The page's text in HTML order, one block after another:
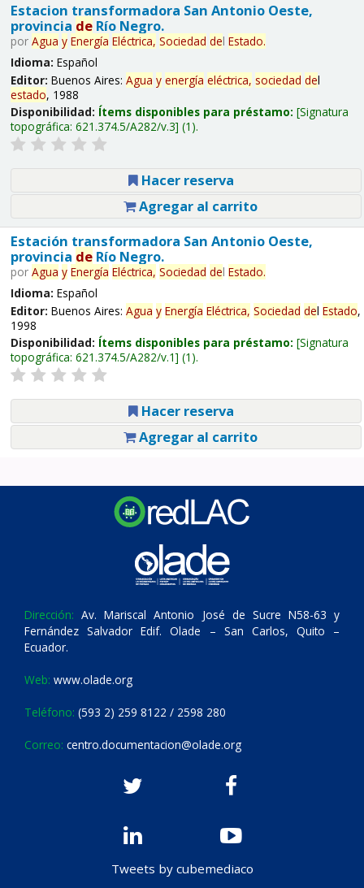
Estacion transformadora San Antonio Oeste,
provincia deRío Negro.
por Agua y Energía Eléctrica, Sociedad del Estado.
Idioma: Español
Editor: Buenos Aires: Agua y energía eléctrica, sociedad del
estado, 1988
Disponibilidad: Ítems disponibles para préstamo: Signatura
topográfica: 621.374.5/A282/v.3 (1).
Hacer reserva
Agregar al carrito
Estación transformadora San Antonio Oeste,
provincia deRío Negro.
por Agua y Energía Eléctrica, Sociedad del Estado.
Idioma: Español
Editor: Buenos Aires: Agua y Energía Eléctrica, Sociedad del Estado,
1998
Disponibilidad: Ítems disponibles para préstamo: Signatura
topográfica: 621.374.5/A282/v.1 (1).
Hacer reserva
Agregar al carrito
Dirección: Av. Mariscal Antonio José de Sucre N58-63 y
Fernández Salvador Edif. Olade – San Carlos, Quito –
Ecuador.
Web: www.olade.org
Teléfono: (593 2) 259 8122 / 2598 280
Correo: centro.documentacion@olade.org
Tweets by cubemediaco